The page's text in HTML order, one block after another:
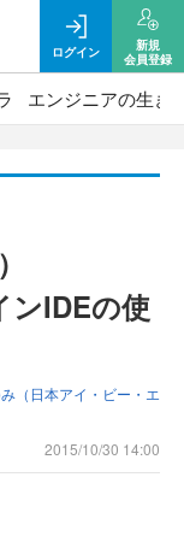
ログイン
新規
会員登録
エンジニアの生き
ンIDEの使
（日本アイ・ビー・エ
2015/10/30 14:00